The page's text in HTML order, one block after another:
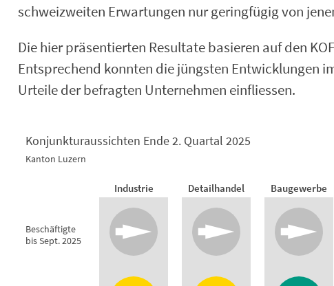
schweizweiten Erwartungen nur geringfügig von
Die hier präsentierten Resultate basieren auf den
Entsprechend konnten die jüngsten Entwicklungen
Urteile der befragten Unternehmen einfliessen.
View as data table, Konjunkturaussichten Ende 2. Quartal 2025
Beschäftigte
bis Sept. 2025
Industrie Detailhandel Baugewerbe
Konjunkturaussichten Ende 2. Quartal 2025
Kanton Luzern